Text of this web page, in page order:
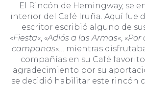
El Rincón de Hemingway, se
interior del Café Iruña. Aquí fue
escritor escribió alguno de
«Fiesta«, «Adiós a las Armas«, «Por
campanas«… mientras
compañías en su Café
agradecimiento por su
se decidió habilitar este rincón